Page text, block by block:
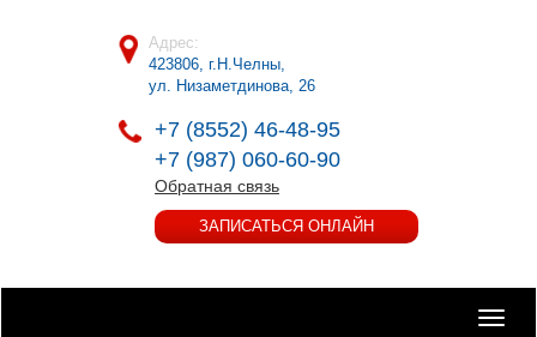
Адрес:
423806, г.Н.Челны,
ул. Низаметдинова, 26
+7 (8552) 46-48-95
+7 (987) 060-60-90
Обратная связь
ЗАПИСАТЬСЯ ОНЛАЙН
Toggle